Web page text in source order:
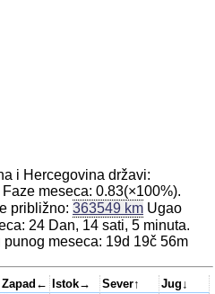
i Hercegovina državi:
meseca: 0.83(×100%).
približno: 363549 km Ugao
24 Dan, 14 sati, 5 minuta.
meseca: 19d 19č 56m
Zapad← Istok→ Sever↑
Jug↓